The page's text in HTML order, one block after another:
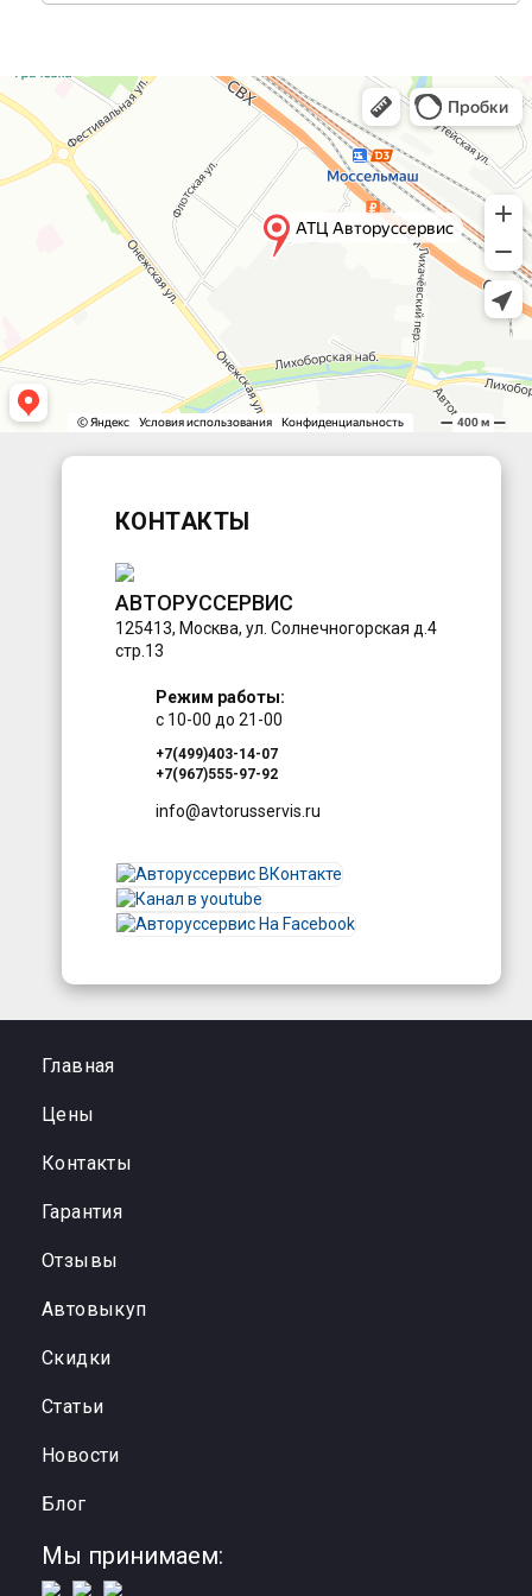
КОНТАКТЫ
АВТОРУССЕРВИС
125413, Москва, ул. Солнечногорская д.4
стр.13
Режим работы:
с 10-00 до 21-00
+7(499)403-14-07
+7(967)555-97-92
info@avtorusservis.ru
Главная
Цены
Контакты
Гарантия
Отзывы
Автовыкуп
Cкидки
Статьи
Новости
Блог
Мы принимаем: